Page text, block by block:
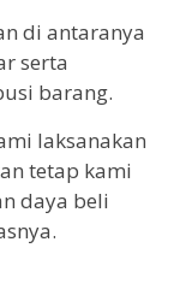
di antaranya
serta
barang.
laksanakan
tetap kami
daya beli